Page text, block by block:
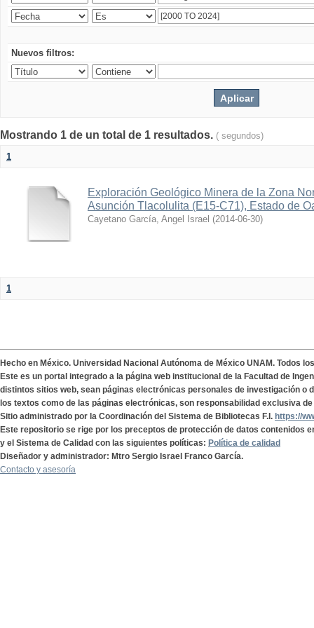
Nuevos filtros:
Mostrando 1 de un total de 1 resultados. ( segundos)
1
Exploración Geológico Minera de la Zona
Asunción Tlacolulita (E15-C71), Estado de
Cayetano García, Angel Israel (2014-06-30)
1
Hecho en México. Universidad Nacional Autónoma de México UNAM. Todos
Este es un portal integrado a la página web institucional de la Facultad de
distintos sitios web, sean páginas electrónicas personales de investigación o
los textos como de las páginas electrónicas, son responsabilidad exclusiva
Sitio administrado por la Coordinación del Sistema de Bibliotecas F.I. https://
Este repositorio se rige por los preceptos de protección de datos contenidos
y el Sistema de Calidad con las siguientes políticas: Política de calidad
Diseñador y administrador: Mtro Sergio Israel Franco García.
Contacto y asesoría